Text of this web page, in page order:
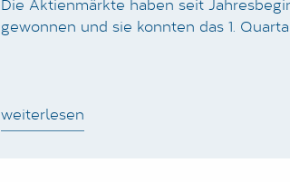
Die Aktienmärkte haben seit
gewonnen und sie konnten das 1.
weiterlesen